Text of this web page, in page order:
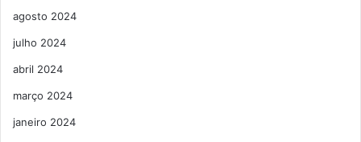
agosto 2024
julho 2024
abril 2024
março 2024
janeiro 2024